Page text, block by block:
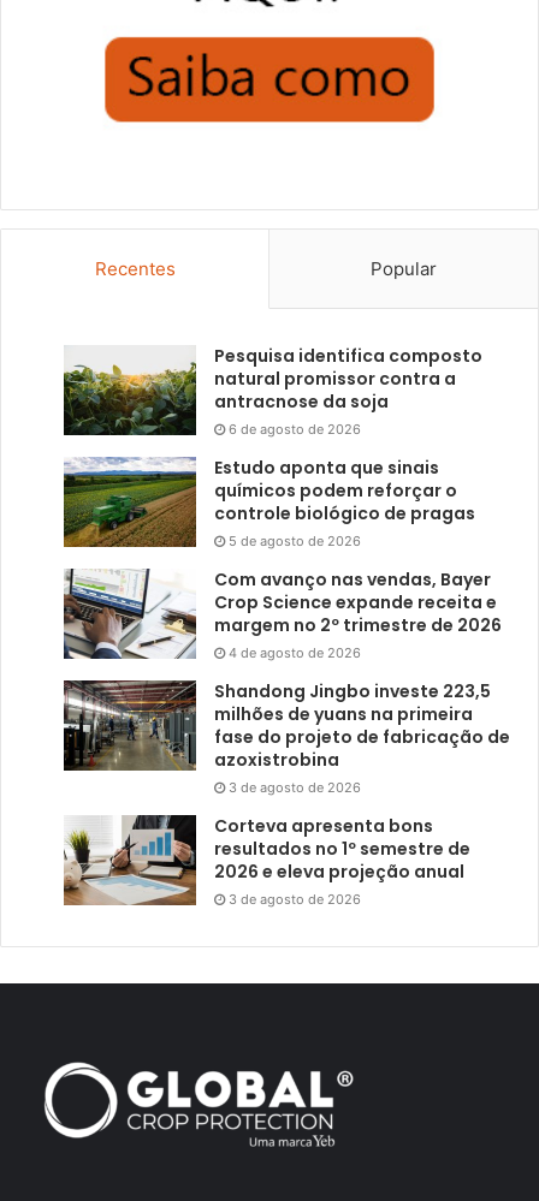
Recentes Popular
Pesquisa identifica composto
natural promissor contra a
antracnose da soja
6 de agosto de 2026
Estudo aponta que sinais
químicos podem reforçar o
controle biológico de pragas
5 de agosto de 2026
Com avanço nas vendas, Bayer
Crop Science expande receita e
margem no 2º trimestre de 2026
4 de agosto de 2026
Shandong Jingbo investe 223,5
milhões de yuans na primeira
fase do projeto de fabricação de
azoxistrobina
3 de agosto de 2026
Corteva apresenta bons
resultados no 1º semestre de
2026 e eleva projeção anual
3 de agosto de 2026